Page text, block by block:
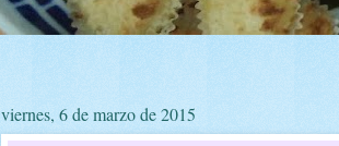
viernes, 6 de marzo de 2015